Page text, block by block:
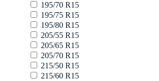
195/70 R15
195/75 R15
195/80 R15
205/55 R15
205/65 R15
205/70 R15
215/50 R15
215/60 R15